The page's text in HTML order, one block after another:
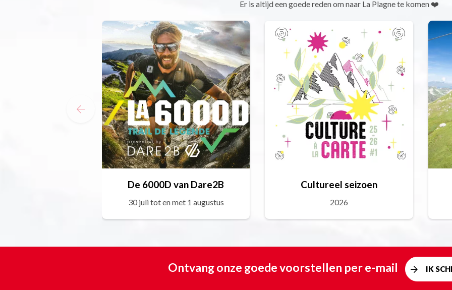
Er is altijd een goede reden om naar La Plagne te komen ❤️
De 6000D van Dare2B
30 juli tot en met 1 augustus
Cultureel seizoen
2026
Ontvang onze goede voorstellen per e-mail IK